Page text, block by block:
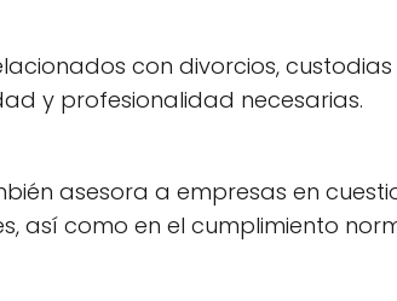
con divorcios,
y profesionalidad necesarias.
asesora a empresas en
así como en el cumplimiento